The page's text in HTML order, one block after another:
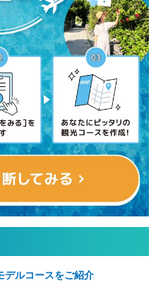
デルコースをご紹介